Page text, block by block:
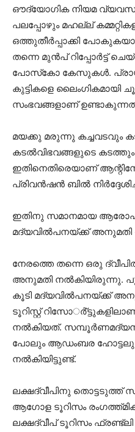
ഔദ്യോഗിക നിയമ
പലപ്പോഴും മഹല്ല്
ഒത്തുതീര്‍പ്പാക്കി
തന്നെ മുന്‍പ് റിപ്പോര്‍ട്ട്
പോസ്‌കോ കേസുകള്‍.
കുട്ടികളെ ലൈംഗികമായി
സംഭവങ്ങളാണ്
മയക്കു മരുന്നു കച്ചവടവും
കടല്‍വിഭവങ്ങളുടെ
ഇതിനെതിരെയാണ്
പ്രിവന്‍ഷന്‍ ബില്‍
ഇതിനു സമാനമായ
മദ്യവില്‍പനയ്ക്ക് അനുമതി
നേരത്തെ തന്നെ ഒരു
അനുമതി നല്‍കിയിരുന്നു.
കൂടി മദ്യവില്‍പനയ്ക്ക്
ടൂറിസ്റ്റ്
നല്‍കിയത്.
പോലും ആഡംബര
നല്‍കിയിട്ടുണ്ട്.
ലക്ഷദ്വീപിനു തൊട്ടടുത്ത്
ആഗോള ടൂറിസം
ലക്ഷദ്വീപ് ടൂറിസം